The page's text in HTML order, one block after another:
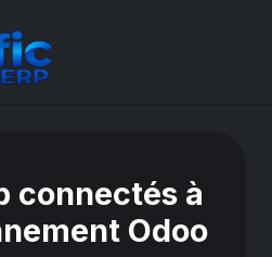
connectés à
Odoo